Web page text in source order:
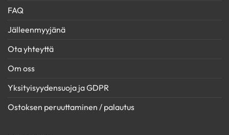
FAQ
Jälleenmyyjänä
Ota yhteyttä
Om oss
Yksityisyydensuoja ja GDPR
Ostoksen peruuttaminen / palautus